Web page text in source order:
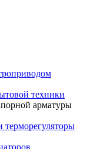
техники
арматуры